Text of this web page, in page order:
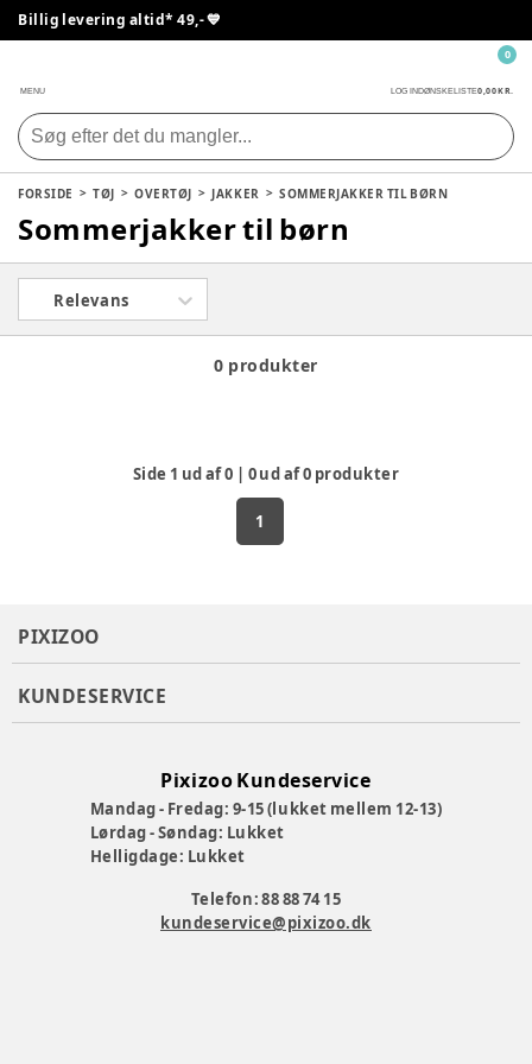
Billig levering altid* 49,- 💙
MENU LOG INDØNSKELISTE0,00 KR.
0
FORSIDE TØJ OVERTØJ JAKKER SOMMERJAKKER TIL BØRN
Sommerjakker til børn
Relevans
0 produkter
Side 1 ud af0 | 0ud af0 produkter
1
PIXIZOO
KUNDESERVICE
Pixizoo Kundeservice
Mandag - Fredag: 9-15 (lukket mellem 12-13)
Lørdag - Søndag: Lukket
Helligdage: Lukket
Telefon: 88 88 74 15
kundeservice@pixizoo.dk